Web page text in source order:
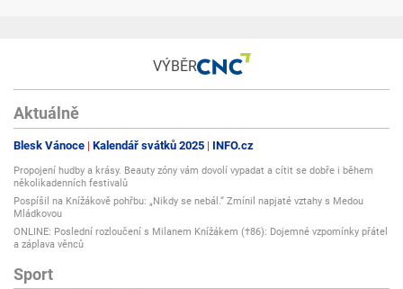
VÝBĚR
Aktuálně
Blesk Vánoce Kalendář svátků 2025 INFO.cz
Propojení hudby a krásy. Beauty zóny vám dovolí vypadat a cítit se dobře i během
několikadenních festivalů
Pospíšil na Knížákově pohřbu: „Nikdy se nebál.“ Zmínil napjaté vztahy s Medou
Mládkovou
ONLINE: Poslední rozloučení s Milanem Knížákem (†86): Dojemné vzpomínky přátel
a záplava věnců
Sport